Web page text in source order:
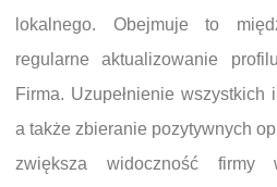
lokalnego. Obejmuje to
regularne aktualizowanie
Firma. Uzupełnienie wszystkich
a także zbieranie pozytywnych
zwiększa widoczność firmy